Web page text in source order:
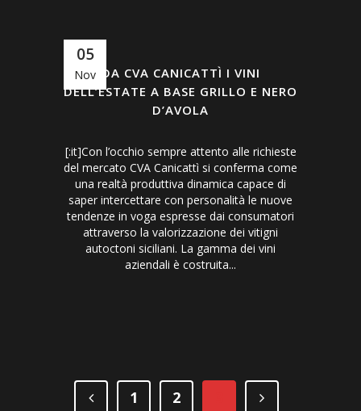
05
Nov
DA CVA CANICATTÌ I VINI
DELL’ESTATE A BASE GRILLO E NERO
D’AVOLA
[:it]Con l’occhio sempre attento alle richieste
del mercato CVA Canicattì si conferma come
una realtà produttiva dinamica capace di
saper intercettare con personalità le nuove
tendenze in voga espresse dai consumatori
attraverso la valorizzazione dei vitigni
autoctoni siciliani. La gamma dei vini
aziendali è costruita...
1 2